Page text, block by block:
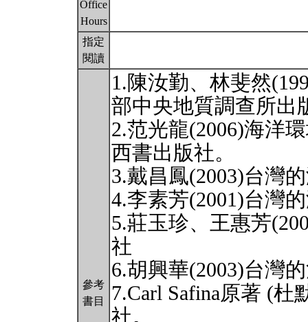
Office
Hours
指定
閱讀
參考
書目
1.陳汝勤、林斐然
部中央地質調查所出
2.范光龍(2006)海洋
西書出版社。
3.戴昌鳳(2003)台灣
4.李素芳(2001)台灣
5.莊玉珍、王惠芳
社
6.胡興華(2003)台灣
7.Carl Safina原著 (
社。